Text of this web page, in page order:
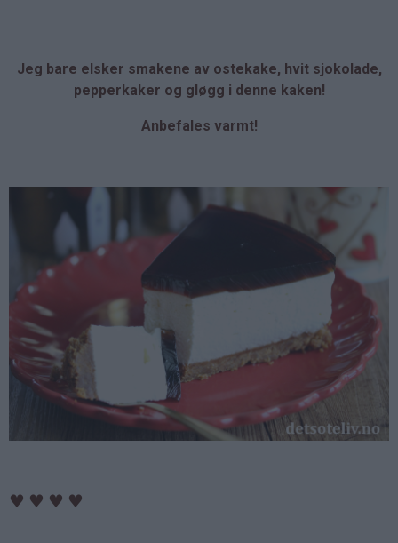
Jeg bare elsker smakene av ostekake, hvit sjokolade,
pepperkaker og gløgg i denne kaken!
Anbefales varmt!
♥ ♥ ♥ ♥